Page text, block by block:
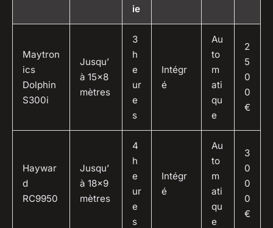
ie
Maytron
ics
Dolphin
S300i
Jusqu’
à 15×8
mètres
3
h
e
ur
e
s
Intégr
é
Au
to
m
ati
qu
e
2
5
0
0
€
Haywar
d
RC9950
Jusqu’
à 18×9
mètres
4
h
e
ur
e
s
Intégr
é
Au
to
m
ati
qu
e
3
0
0
0
€